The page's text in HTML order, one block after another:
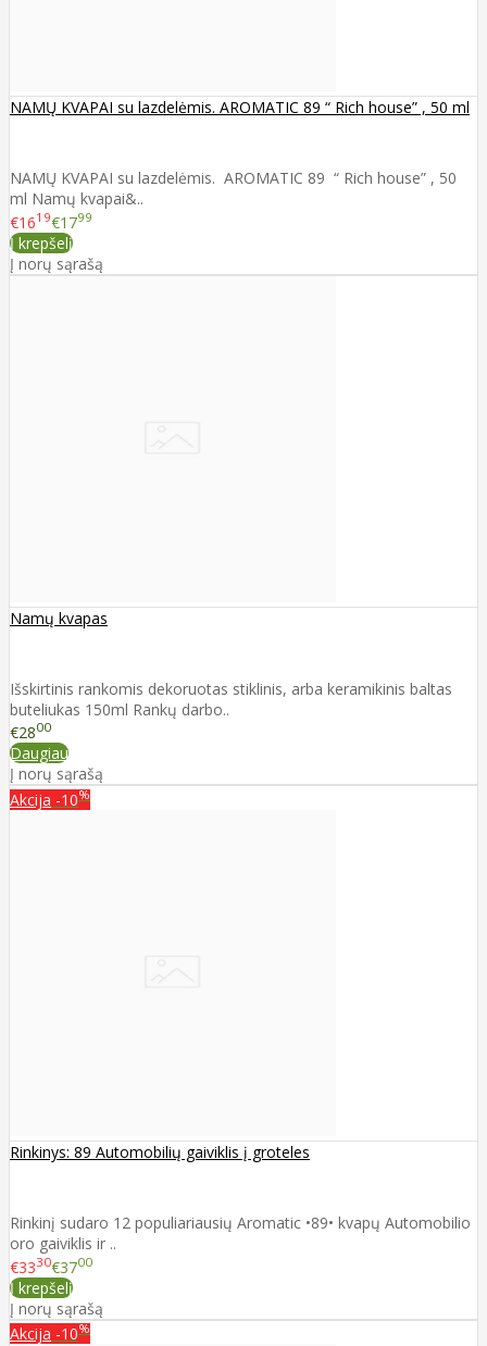
NAMŲ KVAPAI su lazdelėmis. AROMATIC 89 “ Rich house” , 50 ml
NAMŲ KVAPAI su lazdelėmis. AROMATIC 89 “ Rich house” , 50
ml Namų kvapai&..
€1619€1799
Į krepšelį
Į norų sąrašą
Namų kvapas
Išskirtinis rankomis dekoruotas stiklinis, arba keramikinis baltas
buteliukas 150ml Rankų darbo..
€2800
Daugiau
Į norų sąrašą
Akcija -10%
Rinkinys: 89 Automobilių gaiviklis į groteles
Rinkinį sudaro 12 populiariausių Aromatic •89• kvapų Automobilio
oro gaiviklis ir ..
€3330€3700
Į krepšelį
Į norų sąrašą
Akcija -10%